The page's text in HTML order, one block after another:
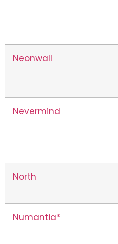
Neonwall
Nevermind
North
Numantia*